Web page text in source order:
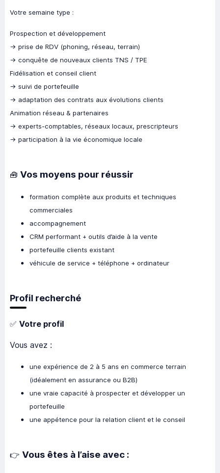
Votre semaine type :
Prospection et développement
→ prise de RDV (phoning, réseau, terrain)
→ conquête de nouveaux clients TNS / TPE
Fidélisation et conseil client
→ suivi de portefeuille
→ adaptation des contrats aux évolutions clients
Animation réseau & partenaires
→ experts-comptables, réseaux locaux, prescripteurs
→ participation à la vie économique locale
🧰 Vos moyens pour réussir
formation complète aux produits et techniques
commerciales
accompagnement
CRM performant + outils d’aide à la vente
portefeuille clients existant
véhicule de service + téléphone + ordinateur
Profil recherché
✅ Votre profil
Vous avez :
une expérience de 2 à 5 ans en commerce terrain
(idéalement en assurance ou B2B)
une vraie capacité à prospecter et développer un
portefeuille
une appétence pour la relation client et le conseil
👉 Vous êtes à l’aise avec :